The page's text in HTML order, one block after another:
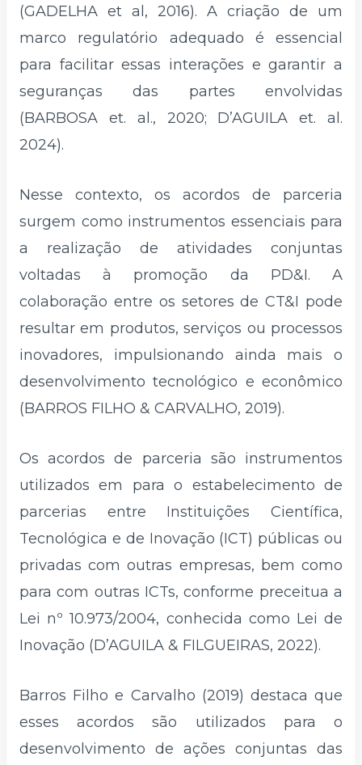
(GADELHA et al, 2016). A criação de um
marco regulatório adequado é essencial
para facilitar essas interações e garantir a
seguranças das partes envolvidas
(BARBOSA et. al., 2020; D’AGUILA et. al.
2024).
Nesse contexto, os acordos de parceria
surgem como instrumentos essenciais para
a realização de atividades conjuntas
voltadas à promoção da PD&I. A
colaboração entre os setores de CT&I pode
resultar em produtos, serviços ou processos
inovadores, impulsionando ainda mais o
desenvolvimento tecnológico e econômico
(BARROS FILHO & CARVALHO, 2019).
Os acordos de parceria são instrumentos
utilizados em para o estabelecimento de
parcerias entre Instituições Científica,
Tecnológica e de Inovação (ICT) públicas ou
privadas com outras empresas, bem como
para com outras ICTs, conforme preceitua a
Lei nº 10.973/2004, conhecida como Lei de
Inovação (D’AGUILA & FILGUEIRAS, 2022).
Barros Filho e Carvalho (2019) destaca que
esses acordos são utilizados para o
desenvolvimento de ações conjuntas das